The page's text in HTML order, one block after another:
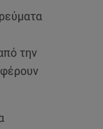
την